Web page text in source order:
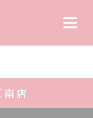
店